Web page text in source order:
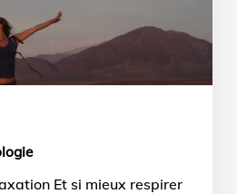
Et si mieux respirer